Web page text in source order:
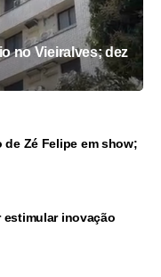
no Vieiralves; dez
de Zé Felipe em show;
estimular inovação